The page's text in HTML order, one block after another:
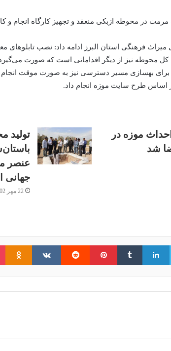
مرمت در محوطه ازبکی منعقد و تجهیز کارگاه انجام و
فرهنگی استان البرز ادامه داد: نصب
محوطه نیز از دیگر اقداماتی است که صورت
برای بهسازی مسیر دسترسی نیز به صورت موقت
اساس طرح سایت موزه انجام داد.
موزه در
شد
تولید
عنصر
جهانی
22 مهر 1402
توییتر لینکدین ‫تامبلر ‫پین‌ترست ‫رددیت ‫VKontakte